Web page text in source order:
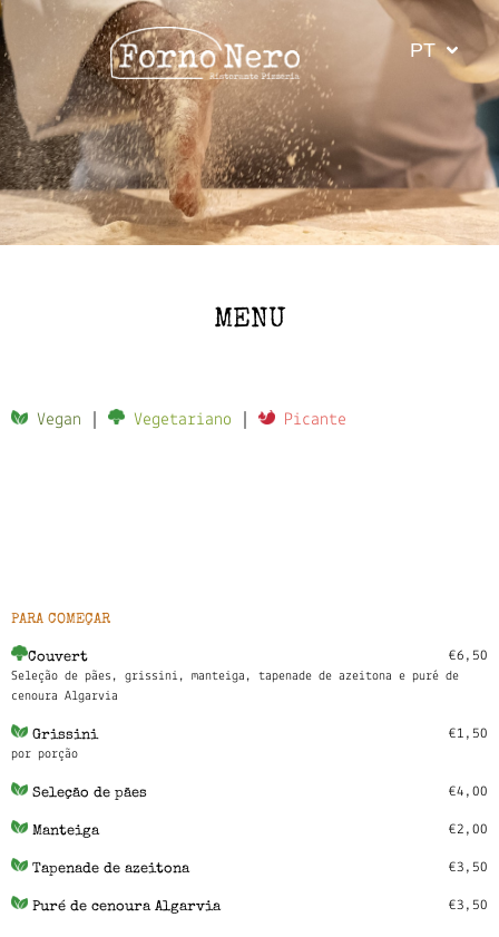
PT
MENU
Vegan Vegetariano Picante
PARA COMEÇAR
Couvert €6,50
Seleção de pães, grissini, manteiga, tapenade de azeitona e puré de
cenoura Algarvia
Grissini €1,50
por porção
Seleção de pães €4,00
Manteiga €2,00
Tapenade de azeitona €3,50
Puré de cenoura Algarvia €3,50